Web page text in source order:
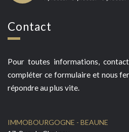
Contact
Pour toutes informations,
compléter ce formulaire et nous
répondre au plus vite.
IMMOBOURGOGNE - BEAUNE